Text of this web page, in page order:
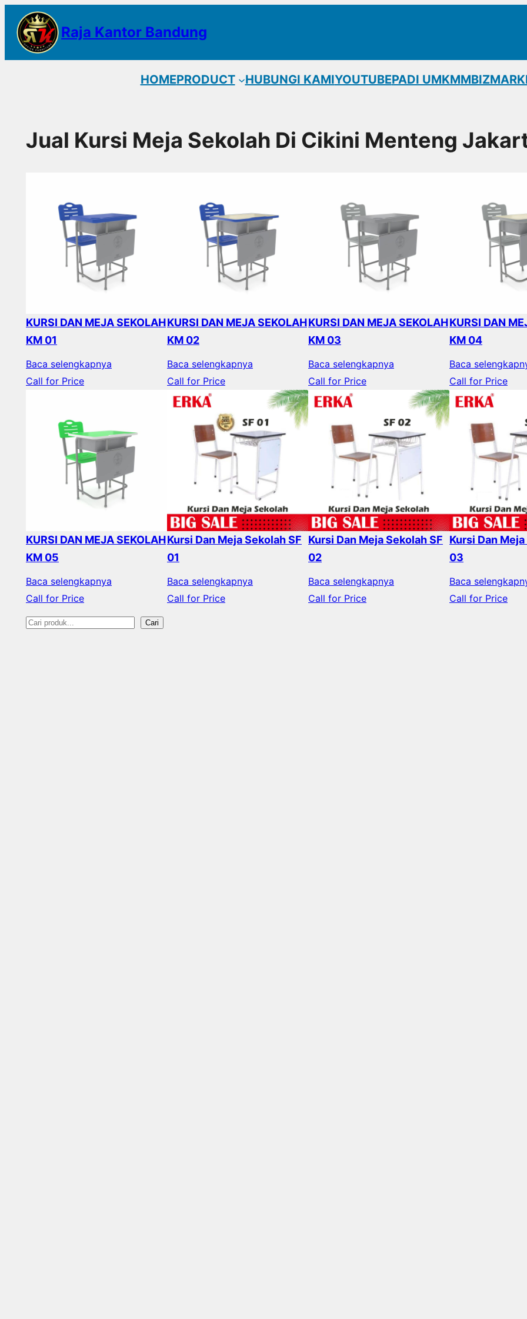
Lewati
konten
Raja Kantor Bandung
HOMEPRODUCT HUBUNGI KAMIYOUTUBEPADI UMKM
Jual Kursi Meja Sekolah Di Cikini Menteng
KURSI DAN MEJA SEKOLAH
KM 01
Baca selengkapnya
Call for Price
KURSI DAN MEJA SEKOLAH
KM 02
Baca selengkapnya
Call for Price
KURSI DAN MEJA SEKOLAH
KM 03
Baca selengkapnya
Call for Price
KURSI DAN
KM 04
Baca
Call for Price
KURSI DAN MEJA SEKOLAH
KM 05
Baca selengkapnya
Call for Price
Kursi Dan Meja Sekolah SF
01
Baca selengkapnya
Call for Price
Kursi Dan Meja Sekolah SF
02
Baca selengkapnya
Call for Price
Kursi Dan
03
Baca
Call for Price
S
Cari